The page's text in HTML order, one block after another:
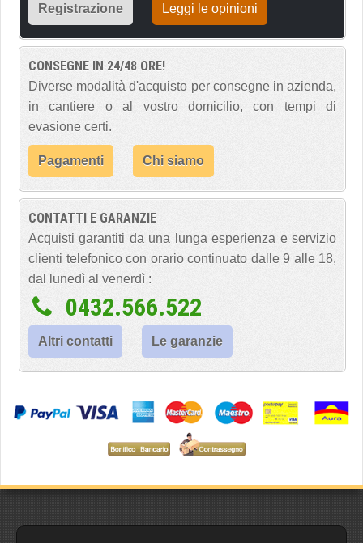
Registrazione Leggi le opinioni
CONSEGNE IN 24/48 ORE!
Diverse modalità d'acquisto per consegne in azienda,
in cantiere o al vostro domicilio, con tempi di
evasione certi.
Pagamenti Chi siamo
CONTATTI E GARANZIE
Acquisti garantiti da una lunga esperienza e servizio
clienti telefonico con orario continuato dalle 9 alle 18,
dal lunedì al venerdì :
0432.566.522
Altri contatti Le garanzie